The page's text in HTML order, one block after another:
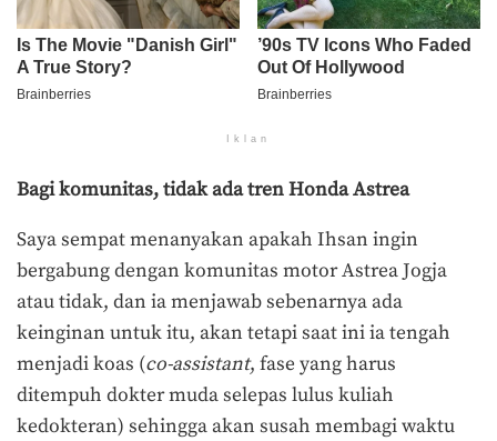
Iklan
Bagi komunitas, tidak ada tren Honda Astrea
Saya sempat menanyakan apakah Ihsan ingin
bergabung dengan komunitas motor Astrea Jogja
atau tidak, dan ia menjawab sebenarnya ada
keinginan untuk itu, akan tetapi saat ini ia tengah
menjadi koas (co-assistant, fase yang harus
ditempuh dokter muda selepas lulus kuliah
kedokteran) sehingga akan susah membagi waktu